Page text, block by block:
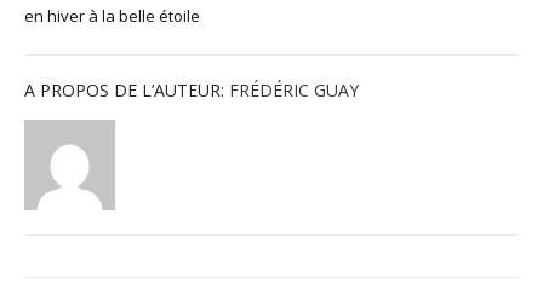
en hiver à la belle étoile
A PROPOS DE L’AUTEUR: FRÉDÉRIC GUAY